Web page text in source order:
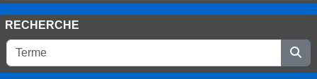
RECHERCHE